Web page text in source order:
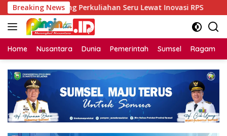
Langsung
ke
konten
Breaking News
Dorong Perkuliahan Seru Lewat Inovasi RPS
Home Nusantara Dunia Pemerintah Sumsel Ragam